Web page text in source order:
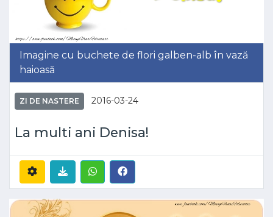
Imagine cu buchete de flori galben-alb în vază
haioasă
ZI DE NASTERE 2016-03-24
La multi ani Denisa!